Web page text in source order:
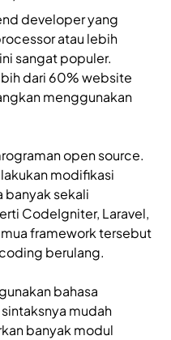
developer yang
atau lebih
sangat populer.
dari 60% website
menggunakan
open source.
modifikasi
banyak sekali
CodeIgniter, Laravel,
framework tersebut
berulang.
bahasa
mudah
banyak modul